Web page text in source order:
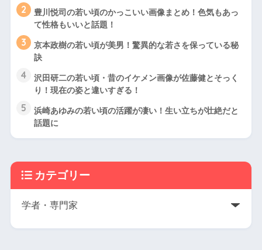
2
豊川悦司の若い頃のかっこいい画像まとめ！色気もあっ
て性格もいいと話題！
3
京本政樹の若い頃が美男！驚異的な若さを保っている秘
訣
4
沢田研二の若い頃・昔のイケメン画像が佐藤健とそっく
り！現在の姿と違いすぎる！
5
浜崎あゆみの若い頃の活躍が凄い！生い立ちが壮絶だと
話題に
カテゴリー